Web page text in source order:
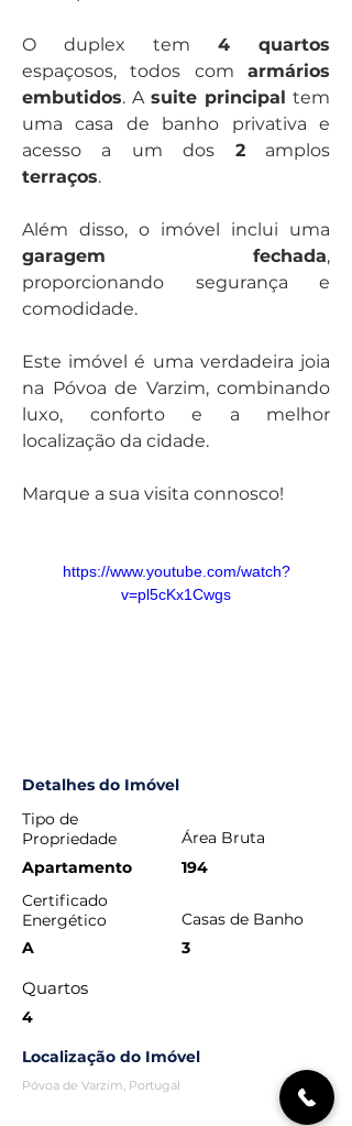
O duplex tem 4 quartos
espaçosos, todos com armários
embutidos. A suite principal tem
uma casa de banho privativa e
acesso a um dos 2
terraços.
garagem fechada,
proporcionando segurança e
comodidade.
Este imóvel é uma verdadeira joia
na Póvoa de Varzim, combinando
luxo, conforto e a melhor
localização da cidade.
Marque a sua visita connosco!
https://www.youtube.com/watch?
v=pl5cKx1Cwgs
Detalhes do Imóvel
Tipo de
Propriedade
Área Bruta
Apartamento
194
Certificado
Energético
Casas de Banho
A
3
Quartos
4
Localização do Imóvel
Póvoa de Varzim, Portugal